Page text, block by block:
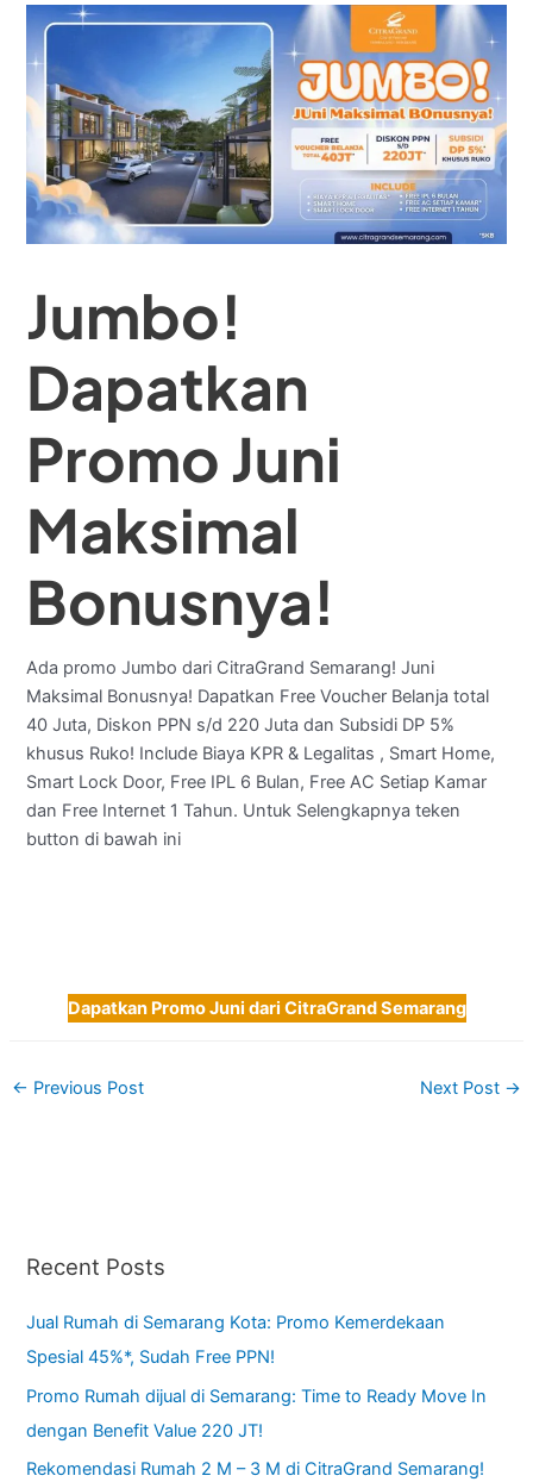
Skip
content
Jumbo!
Dapatkan
Promo Juni
Maksimal
Bonusnya!
Ada promo Jumbo dari CitraGrand Semarang! Juni
Maksimal Bonusnya! Dapatkan Free Voucher Belanja total
40 Juta, Diskon PPN s/d 220 Juta dan Subsidi DP 5%
khusus Ruko! Include Biaya KPR & Legalitas , Smart Home,
Smart Lock Door, Free IPL 6 Bulan, Free AC Setiap Kamar
dan Free Internet 1 Tahun. Untuk Selengkapnya teken
button di bawah ini
Dapatkan Promo Juni dari CitraGrand Semarang
← Previous Post Next Post →
Recent Posts
Jual Rumah di Semarang Kota: Promo Kemerdekaan
Spesial 45%*, Sudah Free PPN!
Promo Rumah dijual di Semarang: Time to Ready Move In
dengan Benefit Value 220 JT!
Rekomendasi Rumah 2 M – 3 M di CitraGrand Semarang!